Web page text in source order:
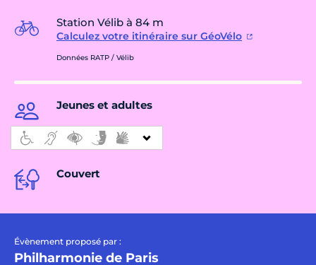
Station Vélib à 84 m
Calculez votre itinéraire sur GéoVélo
Données RATP / Vélib
Jeunes et adultes
Couvert
Évènement proposé par :
Philharmonie de Paris